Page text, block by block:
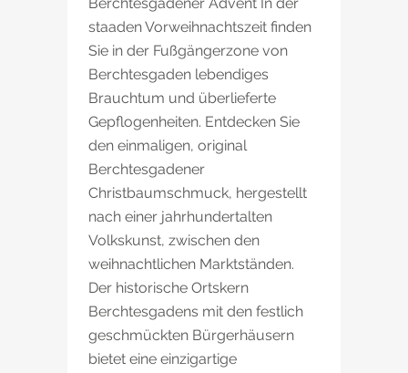
Berchtesgadener Advent In der
staaden Vorweihnachtszeit finden
Sie in der Fußgängerzone von
Berchtesgaden lebendiges
Brauchtum und überlieferte
Gepflogenheiten. Entdecken Sie
den einmaligen, original
Berchtesgadener
Christbaumschmuck, hergestellt
nach einer jahrhundertalten
Volkskunst, zwischen den
weihnachtlichen Marktständen.
Der historische Ortskern
Berchtesgadens mit den festlich
geschmückten Bürgerhäusern
bietet eine einzigartige